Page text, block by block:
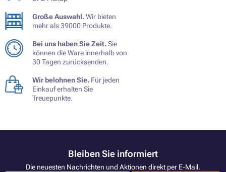
Große Auswahl.Wir bieten
mehr als 39000 Produkte.
Bei uns haben Sie Zeit.Sie
können die Ware innerhalb von
30 Tagen zurücksenden.
Wir belohnen Sie. Für jeden
Einkauf erhalten Sie
Treuepunkte.
Bleiben Sie informiert
Die neuesten Nachrichten und Aktionen direkt per E-Mail.